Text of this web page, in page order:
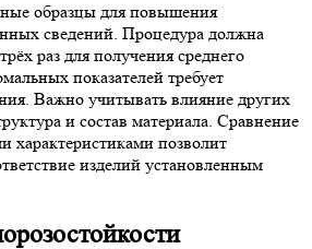
образцы для повышения
сведений. Процедура должна
раз для получения среднего
показателей требует
Важно учитывать влияние других
и состав материала. Сравнение
характеристиками позволит
изделий установленным